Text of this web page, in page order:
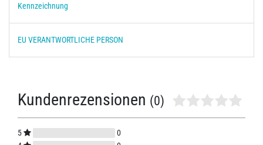
Kennzeichnung
EU VERANTWORTLICHE PERSON
Kundenrezensionen (0)
5
0